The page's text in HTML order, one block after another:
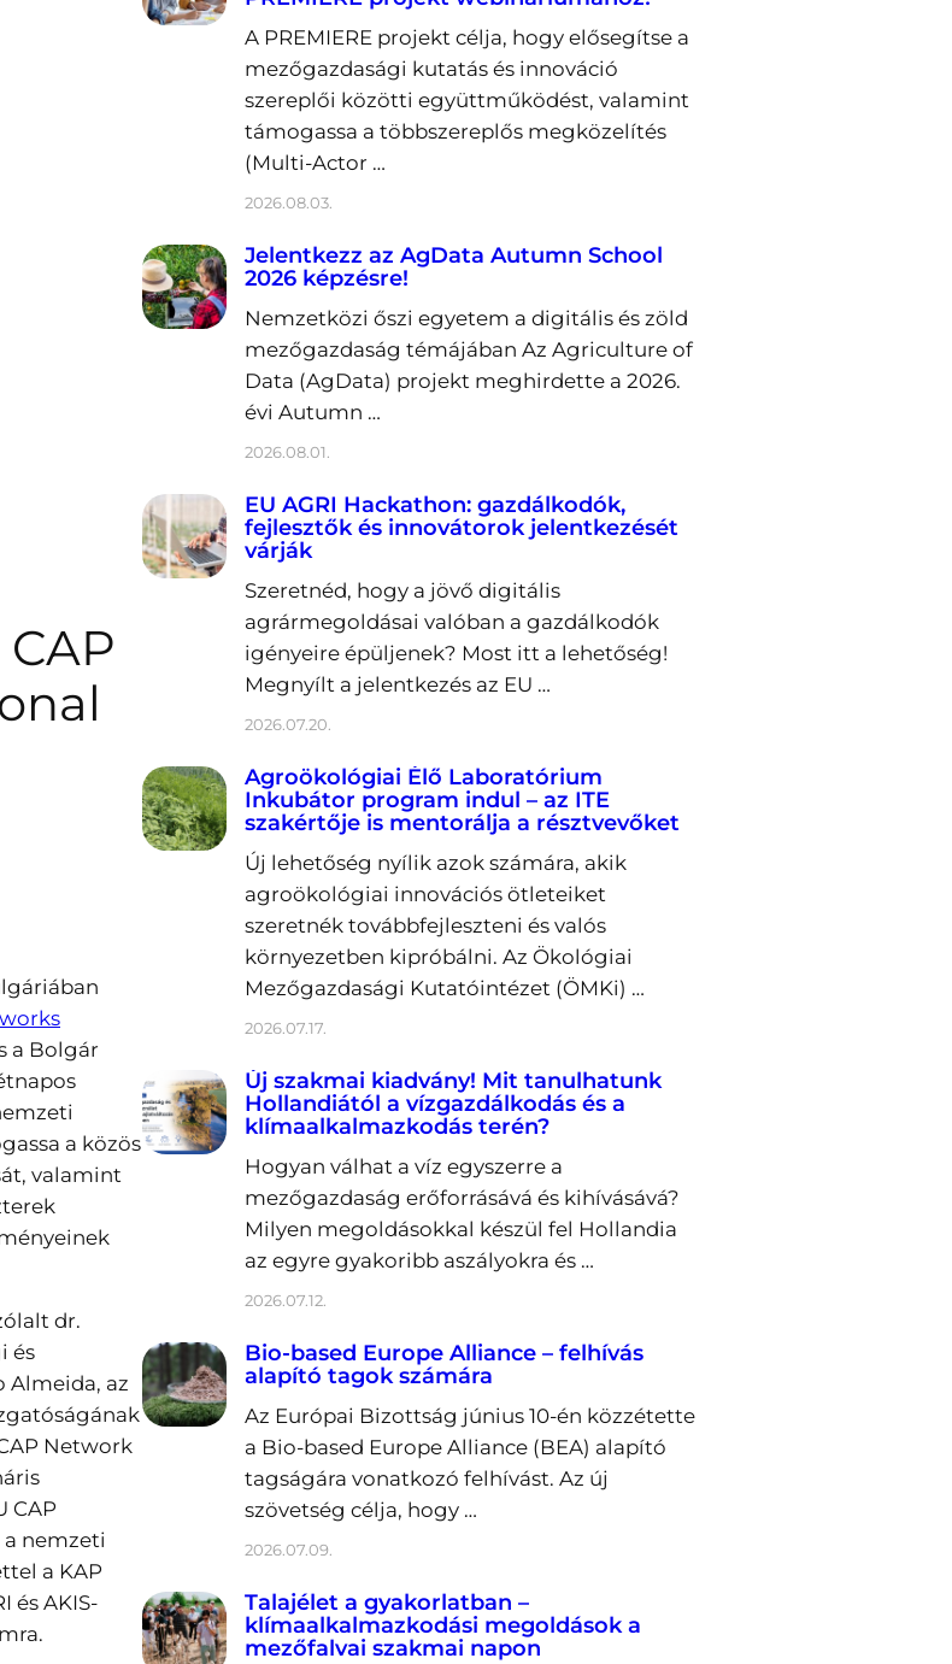
a Bolgár
a közös
valamint
dr.
és
Almeida, az
Network
CAP
nemzeti
a KAP
és AKIS-
A PREMIERE projekt célja, hogy elősegítse a
mezőgazdasági kutatás és innováció
szereplői közötti együttműködést, valamint
támogassa a többszereplős megközelítés
(Multi-Actor …
2026.08.03.
Jelentkezz az AgData Autumn School
2026 képzésre!
Nemzetközi őszi egyetem a digitális és zöld
mezőgazdaság témájában Az Agriculture of
Data (AgData) projekt meghirdette a 2026.
évi Autumn …
2026.08.01.
EU AGRI Hackathon: gazdálkodók,
fejlesztők és innovátorok jelentkezését
várják
Szeretnéd, hogy a jövő digitális
agrármegoldásai valóban a gazdálkodók
igényeire épüljenek? Most itt a lehetőség!
Megnyílt a jelentkezés az EU …
2026.07.20.
Agroökológiai Élő Laboratórium
Inkubátor program indul – az ITE
szakértője is mentorálja a résztvevőket
Új lehetőség nyílik azok számára, akik
agroökológiai innovációs ötleteiket
szeretnék továbbfejleszteni és valós
környezetben kipróbálni. Az Ökológiai
Mezőgazdasági Kutatóintézet (ÖMKi) …
2026.07.17.
Új szakmai kiadvány! Mit tanulhatunk
Hollandiától a vízgazdálkodás és a
klímaalkalmazkodás terén?
Hogyan válhat a víz egyszerre a
mezőgazdaság erőforrásává és kihívásává?
Milyen megoldásokkal készül fel Hollandia
az egyre gyakoribb aszályokra és …
2026.07.12.
Bio-based Europe Alliance – felhívás
alapító tagok számára
Az Európai Bizottság június 10-én közzétette
a Bio-based Europe Alliance (BEA) alapító
tagságára vonatkozó felhívást. Az új
szövetség célja, hogy …
2026.07.09.
Talajélet a gyakorlatban –
klímaalkalmazkodási megoldások a
mezőfalvai szakmai napon